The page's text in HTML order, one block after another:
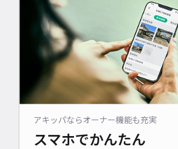
アキッパならオーナー機能も充実
スマホでかんたん